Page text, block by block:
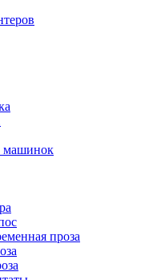
машинок
проза